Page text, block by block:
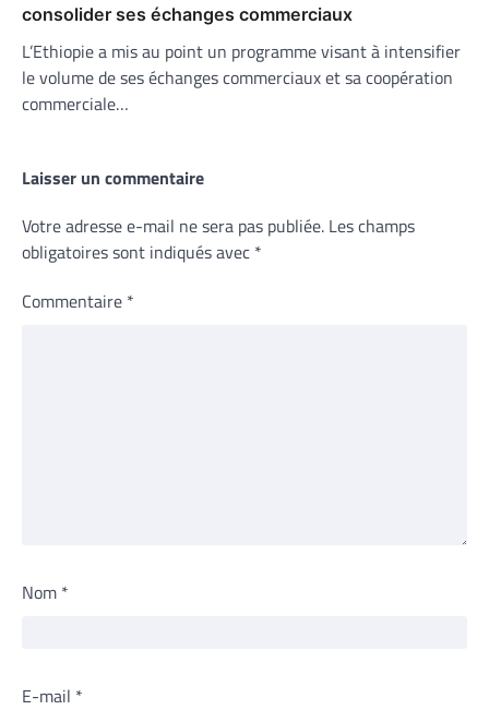
consolider ses échanges commerciaux
L’Ethiopie a mis au point un programme visant à intensifier
le volume de ses échanges commerciaux et sa coopération
commerciale…
Laisser un commentaire
Votre adresse e-mail ne sera pas publiée. Les champs
obligatoires sont indiqués avec *
Commentaire *
Nom *
E-mail *